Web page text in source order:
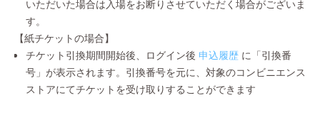
いただいた場合は入場をお断りさせていただく場合がございま
す。
【紙チケットの場合】
チケット引換期間開始後、ログイン後 申込履歴 に「引換番
号」が表示されます。引換番号を元に、対象のコンビニエンス
ストアにてチケットを受け取りすることができます